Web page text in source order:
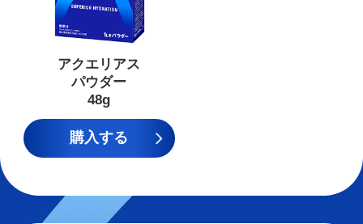
アクエリアス
パウダー
48g
購入する